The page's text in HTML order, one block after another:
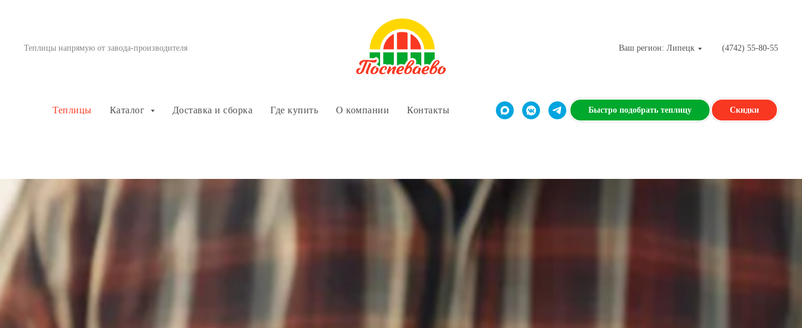
Теплицы напрямую от завода-производителя Ваш регион: Липецк (4742) 55-80-55
Теплицы Каталог Доставка и сборка Где купить О компании Контакты Быстро подобрать теплицу Скидки